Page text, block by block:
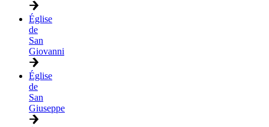
Église
de
San
Giovanni
Église
de
San
Giuseppe